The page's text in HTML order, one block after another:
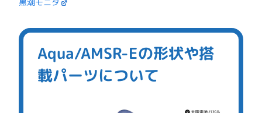
Aqua/AMSR-Eの形状や搭
載パーツについて